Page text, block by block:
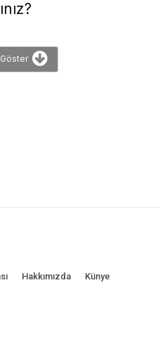
Göster
Hakkımızda
Künye